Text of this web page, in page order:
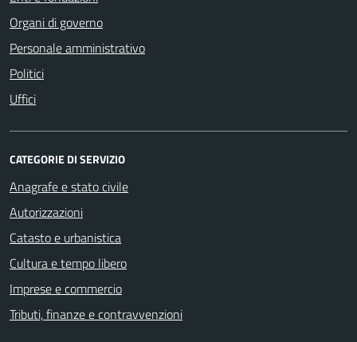
Organi di governo
Personale amministrativo
Politici
Uffici
CATEGORIE DI SERVIZIO
Anagrafe e stato civile
Autorizzazioni
Catasto e urbanistica
Cultura e tempo libero
Imprese e commercio
Tributi, finanze e contravvenzioni